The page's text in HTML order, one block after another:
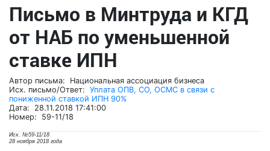
Письмо в Минтруда и КГД
от НАБ по уменьшенной
ставке ИПН
Автор письма: Национальная ассоциация бизнеса
Исх. письмо/Ответ: Уплата ОПВ, СО, ОСМС в связи с
пониженной ставкой ИПН 90%
Дата: 28.11.2018 17:41:00
Номер: 59-11/18
Исх. №59-11/18
28 ноября 2018 года